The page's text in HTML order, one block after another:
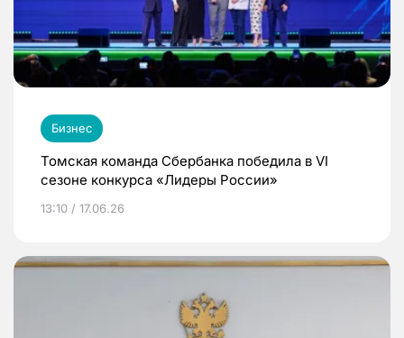
Бизнес
Томская команда Сбербанка победила в VI
сезоне конкурса «Лидеры России»
13:10 / 17.06.26